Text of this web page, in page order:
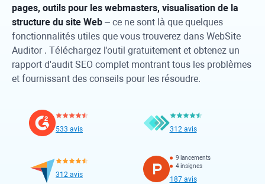
pages, outils pour les webmasters, visualisation de la
structure du site Web – ce ne sont là que quelques
fonctionnalités utiles que vous trouverez dans WebSite
Auditor. Téléchargez l'outil gratuitement et obtenez un
rapport d'audit SEO complet montrant tous les problèmes
et fournissant des conseils pour les résoudre.
533 avis 312 avis
312 avis
9 lancements
4 insignes
187 avis